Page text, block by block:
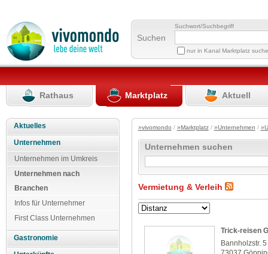
Suchen
Suchwort/Suchbegriff
nur in Kanal Marktplatz
Rathaus Marktplatz Aktuell
Aktuelles
Unternehmen
Unternehmen im Umkreis
Unternehmen nach
Branchen
Infos für Unternehmer
First Class Unternehmen
Gastronomie
»vivomondo / »Marktplatz/ »Unternehmen /
Unternehmen suchen
Vermietung & Verleih
Trick-reisen
Bannholzstr. 5